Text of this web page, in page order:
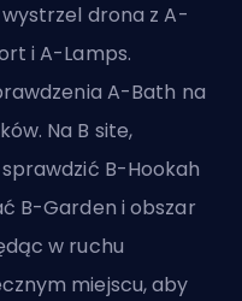
drona z A-
i A-Lamps.
A-Bath na
Na B site,
B-Hookah
B-Garden i obszar
w ruchu
miejscu, aby